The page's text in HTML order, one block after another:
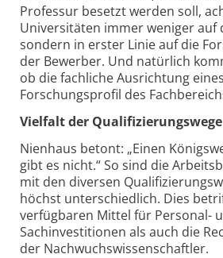
Professur besetzt werden soll,
Universitäten immer weniger auf
sondern in erster Linie auf die
der Bewerber. Und natürlich
ob die fachliche Ausrichtung
Forschungsprofil des
Vielfalt der Qualifizierungswege
Nienhaus betont: „Einen
gibt es nicht.“ So sind die
mit den diversen
höchst unterschiedlich. Dies
verfügbaren Mittel für Personal-
Sachinvestitionen als auch die
der Nachwuchswissenschaftler.